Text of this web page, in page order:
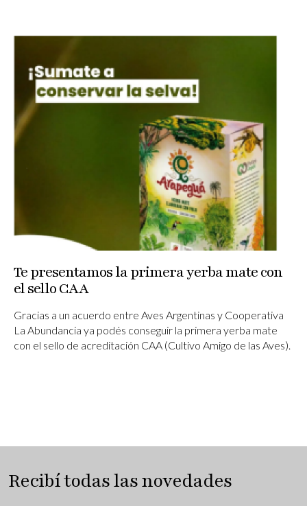
Te presentamos la primera yerba mate con
el sello CAA
Gracias a un acuerdo entre Aves Argentinas y Cooperativa
La Abundancia ya podés conseguir la primera yerba mate
con el sello de acreditación CAA (Cultivo Amigo de las Aves).
Recibí todas las novedades